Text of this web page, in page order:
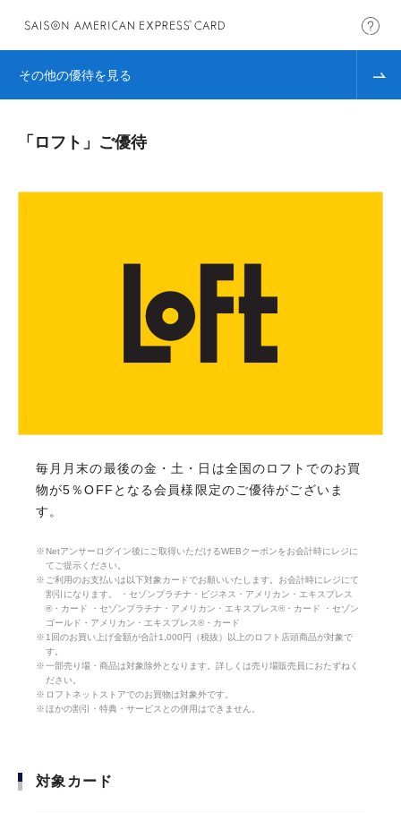
その他の優待を見る
「ロフト」ご優待
毎月月末の最後の金・土・日は全国のロフトでのお買
物が5％OFFとなる会員様限定のご優待がございま
す。
Netアンサーログイン後にご取得いただけるWEBクーポンをお会計時にレジに
てご提示ください。
ご利用のお支払いは以下対象カードでお願いいたします。お会計時にレジにて
割引になります。 ・セゾンプラチナ・ビジネス・アメリカン・エキスプレス
®・カード ・セゾンプラチナ・アメリカン・エキスプレス®・カード ・セゾン
ゴールド・アメリカン・エキスプレス®・カード
1回のお買い上げ金額が合計1,000円（税抜）以上のロフト店頭商品が対象で
す。
一部売り場・商品は対象除外となります。詳しくは売り場販売員におたずねく
ださい。
ロフトネットストアでのお買物は対象外です。
ほかの割引・特典・サービスとの併用はできません。
対象カード